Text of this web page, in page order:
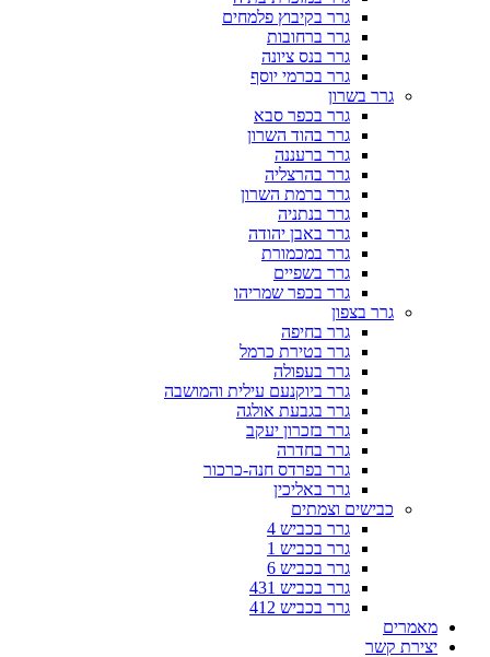
גרר בקיבוץ פלמחים
גרר ברחובות
גרר בנס ציונה
גרר בכרמי יוסף
גרר בשרון
גרר בכפר סבא
גרר בהוד השרון
גרר ברעננה
גרר בהרצליה
גרר ברמת השרון
גרר בנתניה
גרר באבן יהודה
גרר במכמורת
גרר בשפיים
גרר בכפר שמריהו
גרר בצפון
גרר בחיפה
גרר בטירת כרמל
גרר בעפולה
גרר ביוקנעם עילית והמושבה
גרר בגבעת אולגה
גרר בזכרון יעקב
גרר בחדרה
גרר בפרדס חנה-כרכור
גרר באליכין
כבישים וצמתים
גרר בכביש 4
גרר בכביש 1
גרר בכביש 6
גרר בכביש 431
גרר בכביש 412
מאמרים
יצירת קשר